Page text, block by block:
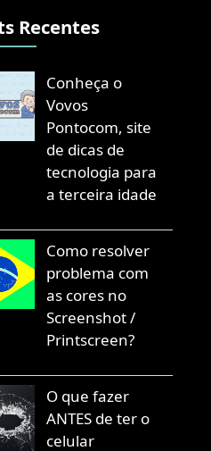
Recentes
Conheça o
Vovos
Pontocom, site
de dicas de
tecnologia para
a terceira idade
Como resolver
problema com
as cores no
Screenshot /
Printscreen?
O que fazer
ANTES de ter o
celular